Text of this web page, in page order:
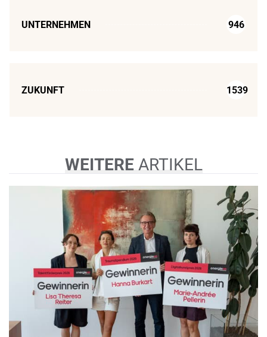
UNTERNEHMEN 946
ZUKUNFT 1539
WEITEREARTIKEL